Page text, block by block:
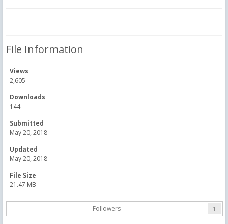
File Information
Views
2,605
Downloads
144
Submitted
May 20, 2018
Updated
May 20, 2018
File Size
21.47 MB
Followers 1